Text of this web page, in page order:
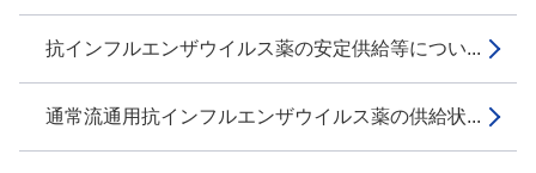
抗インフルエンザウイルス薬の安定供給等につい...
通常流通用抗インフルエンザウイルス薬の供給状...